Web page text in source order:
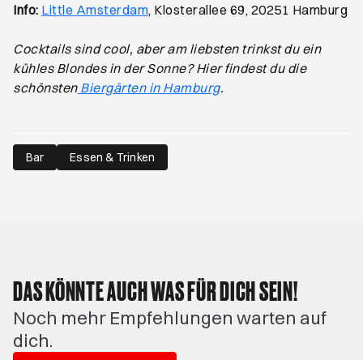
Info: Little AmsterdamÖffnet ein neues Browser-Tab
, Klosterallee 69, 20251 Hamburg
Cocktails sind cool, aber am liebsten trinkst du ein
kühles Blondes in der Sonne? Hier findest du die
schönstenBiergärten in Hamburg.
Bar Essen & Trinken
DAS KÖNNTE AUCH WAS FÜR DICH SEIN!
Noch mehr Empfehlungen warten auf
dich.